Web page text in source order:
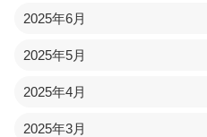
2025年6月
2025年5月
2025年4月
2025年3月